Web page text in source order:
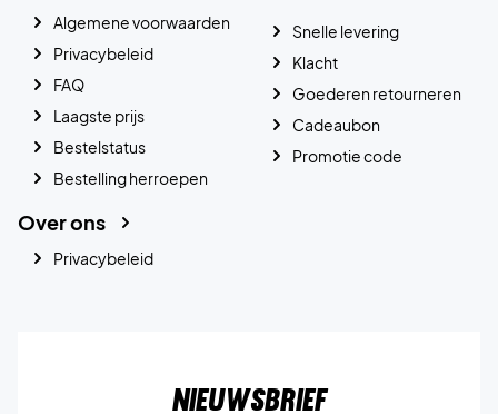
Algemene voorwaarden
Privacybeleid
FAQ
Laagste prijs
Bestelstatus
Bestelling herroepen
Snelle levering
Klacht
Goederen retourneren
Cadeaubon
Promotie code
Over ons
Privacybeleid
Nieuwsbrief